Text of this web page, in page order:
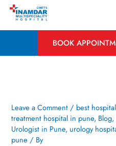
Skip
BOOK
Leave a Comment / best
treatment hospital in pune, Blog,
Urologist in Pune, urology
pune / By